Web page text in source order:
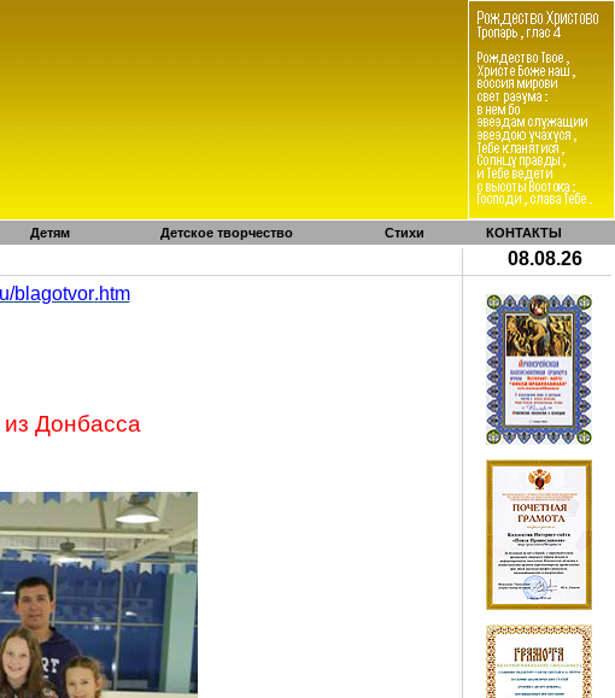
Детям Детское творчество Стихи КОНТАКТЫ
08.08.26
blagotvor.htm
Донбасса